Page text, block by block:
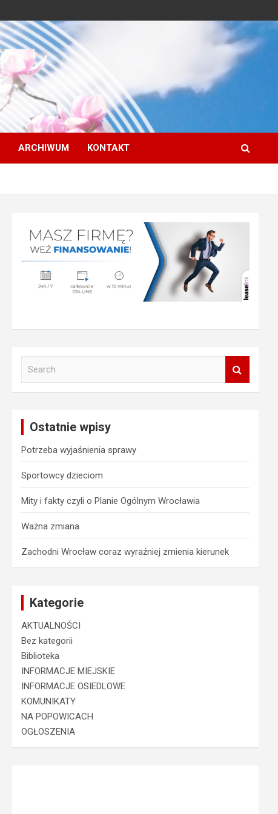
ARCHIWUM KONTAKT
Ostatnie wpisy
Potrzeba wyjaśnienia sprawy
Sportowcy dzieciom
Mity i fakty czyli o Planie Ogólnym Wrocławia
Ważna zmiana
Zachodni Wrocław coraz wyraźniej zmienia kierunek
Kategorie
AKTUALNOŚCI
Bez kategorii
Biblioteka
INFORMACJE MIEJSKIE
INFORMACJE OSIEDLOWE
KOMUNIKATY
NA POPOWICACH
OGŁOSZENIA